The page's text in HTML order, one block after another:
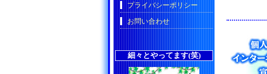
プライバシーポリシー
お問い合わせ
細々とやってます(笑)